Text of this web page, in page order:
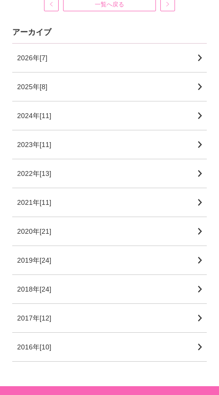
一覧へ戻る
アーカイブ
2026年[7]
2025年[8]
2024年[11]
2023年[11]
2022年[13]
2021年[11]
2020年[21]
2019年[24]
2018年[24]
2017年[12]
2016年[10]